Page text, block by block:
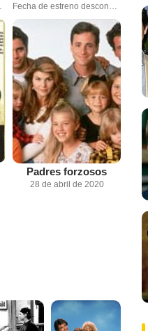
Padres forzosos
28 de abril de 2020